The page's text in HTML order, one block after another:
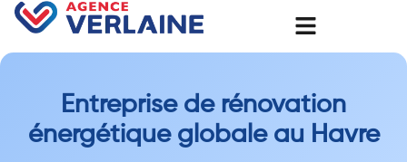
Entreprise de rénovation
énergétique globale au Havre